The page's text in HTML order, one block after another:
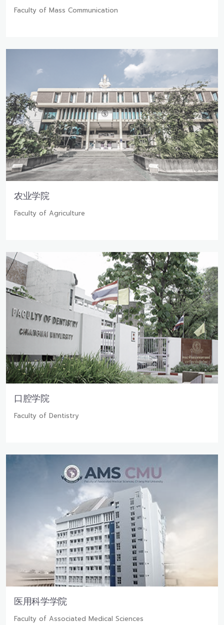
Faculty of Mass Communication
农业学院
Faculty of Agriculture
口腔学院
Faculty of Dentistry
医用科学学院
Faculty of Associated Medical Sciences